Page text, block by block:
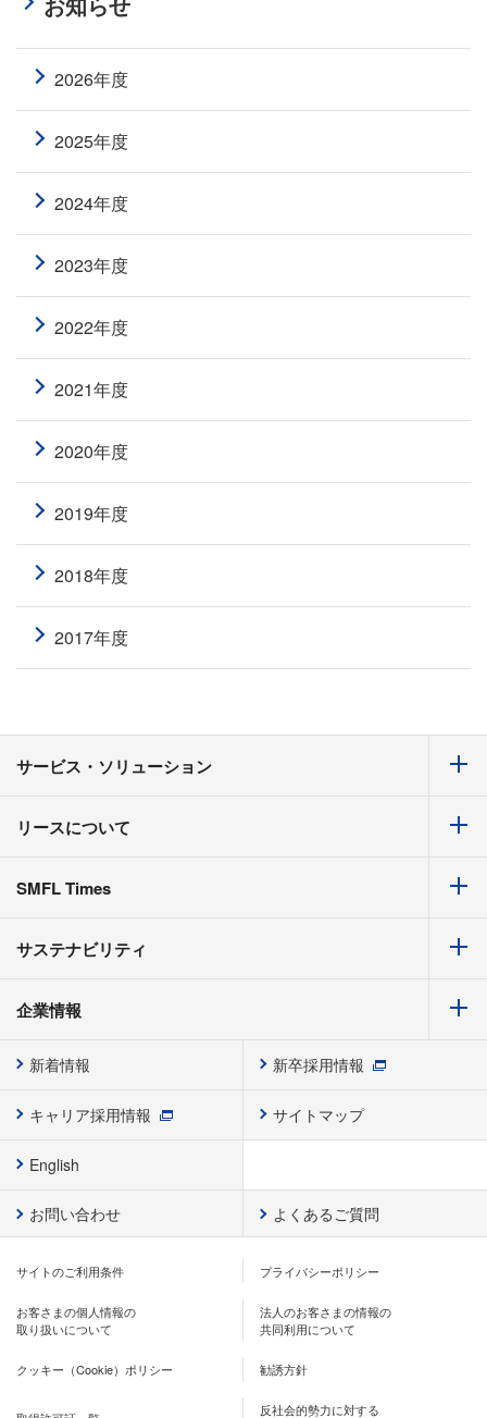
2026年度
2025年度
2024年度
2023年度
2022年度
2021年度
2020年度
2019年度
2018年度
2017年度
サービス・ソリューション
リースについて
SMFL Times
サステナビリティ
企業情報
新着情報 新卒採用情報
キャリア採用情報 サイトマップ
English
お問い合わせ よくあるご質問
サイトのご利用条件 プライバシーポリシー
お客さまの個人情報の
取り扱いについて
法人のお客さまの情報の
共同利用について
クッキー（Cookie）ポリシー 勧誘方針
反社会的勢力に対する